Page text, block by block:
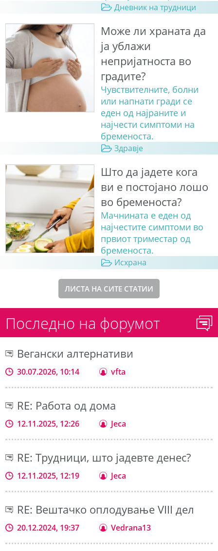
Дневник на трудници
Може ли храната да
ја ублажи
непријатноста во
градите?
Чувствителните, болни
или напнати гради се
еден од најраните и
најчести симптоми на
бременоста.
Здравје
Што да јадете кога
ви е постојано лошо
во бременоста?
Мачнината е еден од
најчестите симптоми во
првиот триместар од
бременоста.
Исхрана
ЛИСТА НА СИТЕ СТАТИИ
Последно на форумот
Вегански алтернативи
30.07.2026, 10:14 vfta
RE: Работа од дома
12.11.2025, 12:26 Jeca
RE: Трудници, што јадевте денес?
12.11.2025, 12:19 Jeca
RE: Вештачко оплодување VIII дел
20.12.2024, 19:37 Vedrana13